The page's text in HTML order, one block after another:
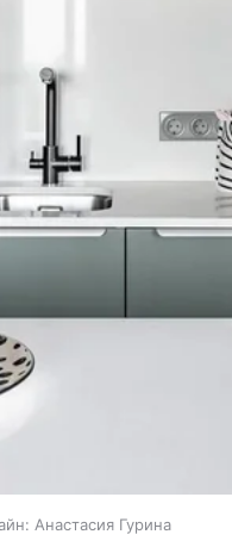
Анастасия Гурина